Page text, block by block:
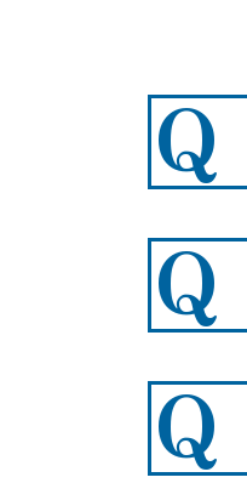
Q
Q
Q